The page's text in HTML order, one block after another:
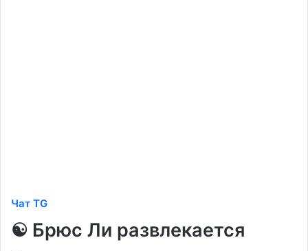
Чат TG
☯️ Брюс Ли развлекается